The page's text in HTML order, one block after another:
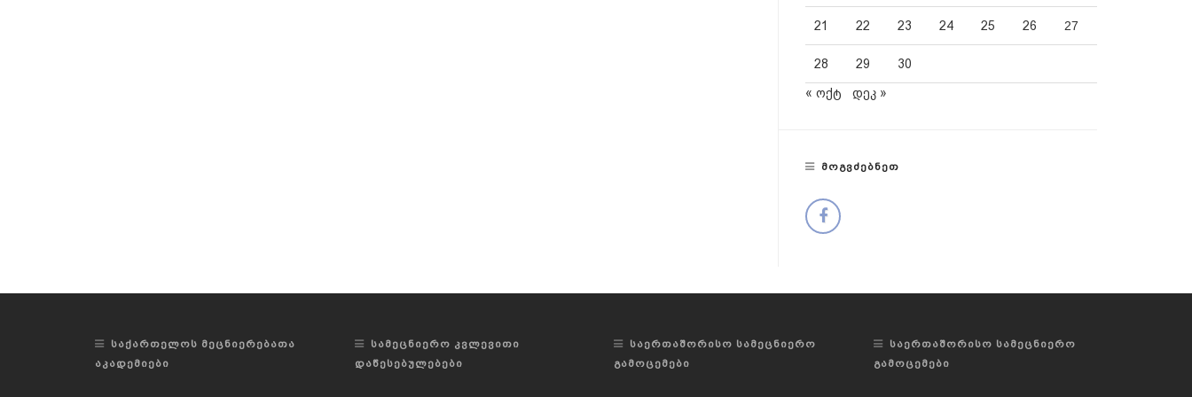
21 22 23 24 25 26 27
28 29 30
« ოქტ დეკ »
ᲛᲝᲒᲕᲫᲔᲑᲜᲔᲗ
ᲡᲐᲥᲐᲠᲗᲔᲚᲝᲡ ᲛᲔᲪᲜᲘᲔᲠᲔᲑᲐᲗᲐ
ᲐᲙᲐᲓᲔᲛᲘᲔᲑᲘ
ᲡᲐᲛᲔᲪᲜᲘᲔᲠᲝ ᲙᲕᲚᲔᲕᲘᲗᲘ
ᲓᲐᲬᲔᲡᲔᲑᲣᲚᲔᲑᲔᲑᲘ
ᲡᲐᲔᲠᲗᲐᲨᲝᲠᲘᲡᲝ ᲡᲐᲛᲔᲪᲜᲘᲔᲠᲝ
ᲒᲐᲛᲝᲪᲔᲛᲔᲑᲘ
ᲡᲐᲔᲠᲗᲐᲨᲝᲠᲘᲡᲝ ᲡᲐᲛᲔᲪᲜᲘᲔᲠᲝ
ᲒᲐᲛᲝᲪᲔᲛᲔᲑᲘ